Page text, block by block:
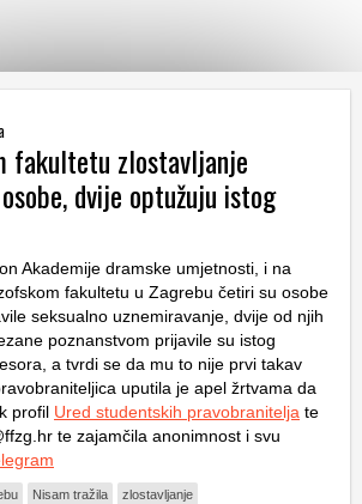
fakultetu zlostavljanje
dvije optužuju istog
Akademije dramske umjetnosti, i na
fakultetu u Zagrebu četiri su osobe
seksualno uznemiravanje, dvije od njih
poznanstvom prijavile su istog
a tvrdi se da mu to nije prvi takav
uputila je apel žrtvama da
profil Ured studentskih pravobranitelja te
te zajamčila anonimnost i svu
Nisam tražila zlostavljanje